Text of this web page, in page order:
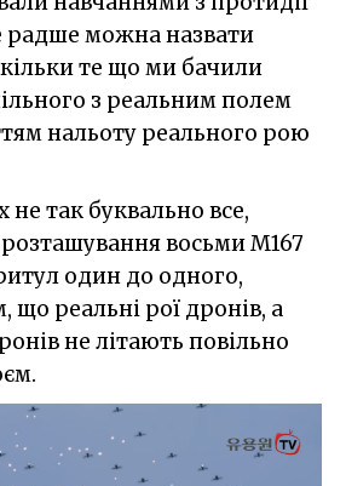
радше можна назвати
те що ми бачили
з реальним полем
нальоту реального рою
не так буквально все,
восьми M167
один до одного,
що реальні рої дронів, а
не літають повільно